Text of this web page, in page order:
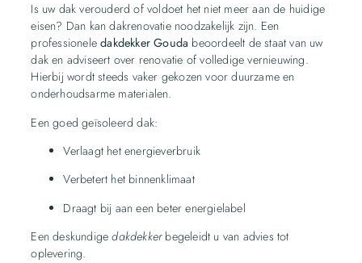
Is uw dak verouderd of voldoet het niet meer aan de huidige
eisen? Dan kan dakrenovatie noodzakelijk zijn. Een
professioneledakdekker Gouda beoordeelt de staat van uw
dak en adviseert over renovatie of volledige vernieuwing.
Hierbij wordt steeds vaker gekozen voor duurzame en
onderhoudsarme materialen.
Een goed geïsoleerd dak:
Verlaagt het energieverbruik
Verbetert het binnenklimaat
Draagt bij aan een beter energielabel
Een deskundigedakdekkerbegeleidt u van advies tot
oplevering.